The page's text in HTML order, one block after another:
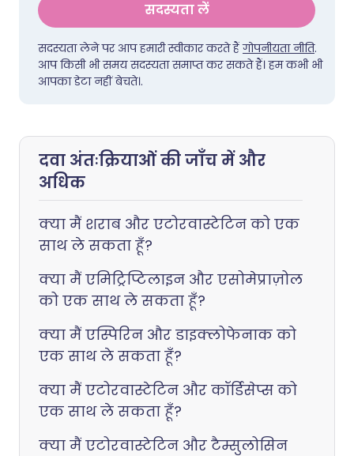
सदस्यता लें
सदस्यता लेने पर आप हमारी स्वीकार करते हैंगोपनीयता नीति.
आप किसी भी समय सदस्यता समाप्त कर सकते हैं। हम कभी भी
आपका डेटा नहीं बेचते।.
दवा अंतःक्रियाओं की जाँच में और
अधिक
क्या मैं शराब और एटोरवास्टेटिन को एक
साथ ले सकता हूँ?
क्या मैं एमिट्रिप्टिलाइन और एसोमेप्राज़ोल
को एक साथ ले सकता हूँ?
क्या मैं एस्पिरिन और डाइक्लोफेनाक को
एक साथ ले सकता हूँ?
क्या मैं एटोरवास्टेटिन और कॉर्डिसेप्स को
एक साथ ले सकता हूँ?
क्या मैं एटोरवास्टेटिन और टैम्सुलोसिन